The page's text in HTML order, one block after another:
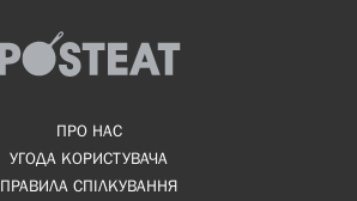
ПРО НАС
УГОДА КОРИСТУВАЧА
ПРАВИЛА СПІЛКУВАННЯ